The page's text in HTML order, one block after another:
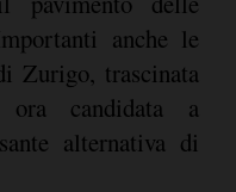
anche le
Zurigo, trascinata
candidata a
alternativa di